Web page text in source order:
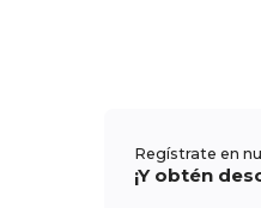
Regístrate en
¡Y obtén